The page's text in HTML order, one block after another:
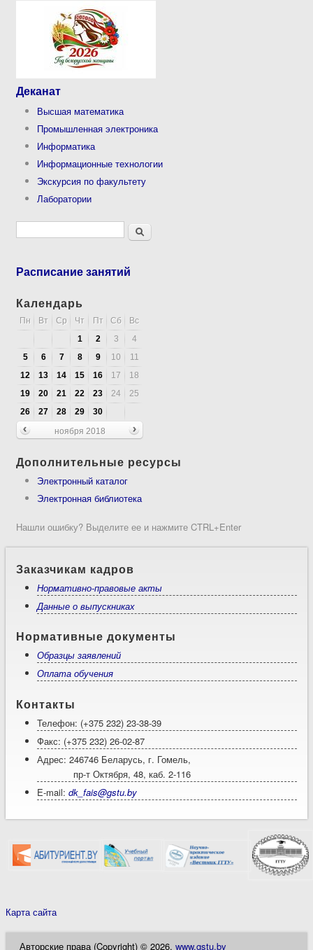
Деканат
Высшая математика
Промышленная электроника
Информатика
Информационные технологии
Экскурсия по факультету
Лаборатории
Форма поискаПоиск
Расписание занятий
Календарь
Пн Вт Ср Чт Пт Сб
Вс
1
2 3
4
5
6 7 8 9 10
11
12
13 14 15 16 17
18
19
20 21 22 23 24
25
26
27 28 29
30
ноября 2018
Дополнительные ресурсы
Электронный каталог
Электронная библиотека
Нашли ошибку? Выделите ее и нажмите CTRL+Enter
Заказчикам кадров
Нормативно-правовые акты
Данные о выпускниках
Нормативные документы
Образцы заявлений
Оплата обучения
Контакты
Телефон: (+375 232) 23-38-39
Факс: (+375 232) 26-02-87
Адрес: 246746 Беларусь, г. Гомель,
пр-т Октября, 48, каб. 2-116
E-mail:dk_fais@gstu.by
Карта сайта
Авторские права (Copyright) © 2026, www.gstu.by